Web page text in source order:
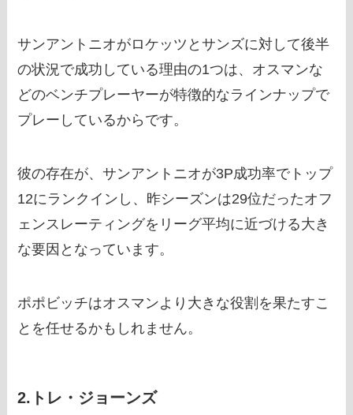
サンアントニオがロケッツとサンズに対して後半
の状況で成功している理由の1つは、オスマンな
どのベンチプレーヤーが特徴的なラインナップで
プレーしているからです。
彼の存在が、サンアントニオが3P成功率でトップ
12にランクインし、昨シーズンは29位だったオフ
ェンスレーティングをリーグ平均に近づける大き
な要因となっています。
ポポビッチはオスマンより大きな役割を果たすこ
とを任せるかもしれません。
2.トレ・ジョーンズ